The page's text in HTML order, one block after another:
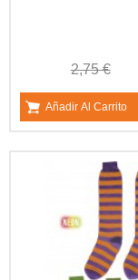
2,75 €
Añadir Al Carrito